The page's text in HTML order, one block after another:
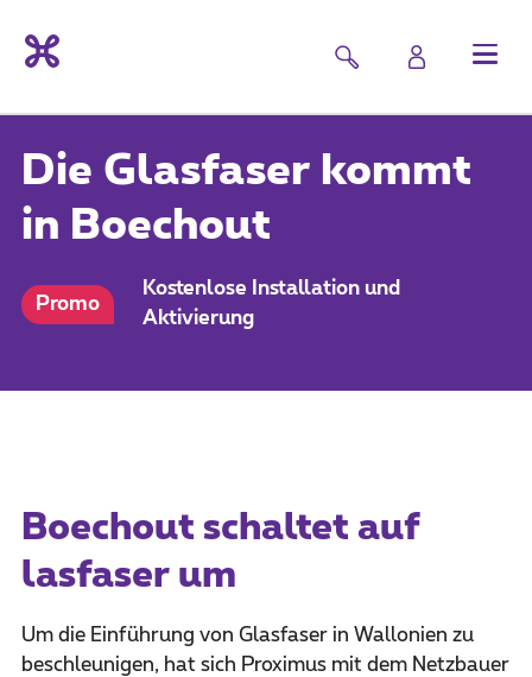
Die Glasfaser kommt
in Boechout
Promo
Kostenlose Installation und
Aktivierung
Boechout schaltet auf
lasfaser um
Um die Einführung von Glasfaser in Wallonien zu
beschleunigen, hat sich Proximus mit dem Netzbauer